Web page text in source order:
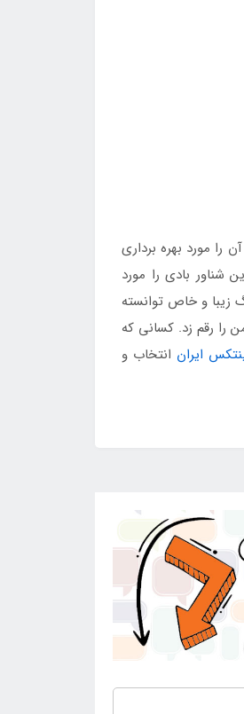
مورد بهره برداری
شناور بادی را مورد
زیبا و خاص توانسته
را رقم زد. کسانی که
ایران انتخاب و